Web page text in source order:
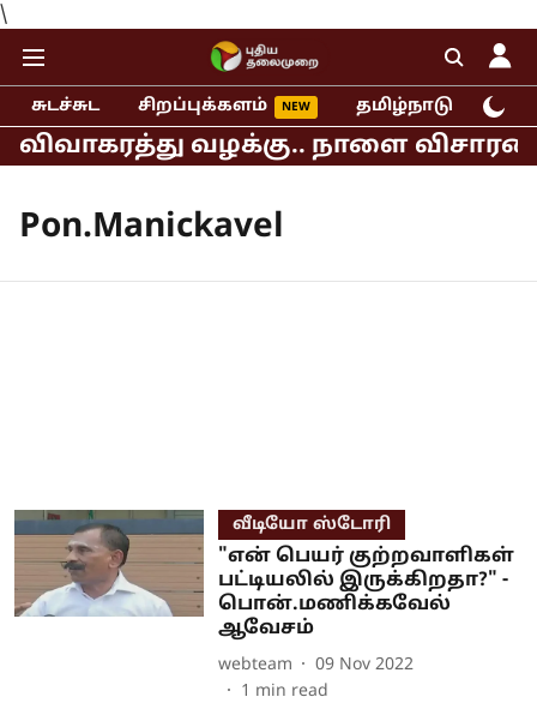
\
சுடச்சுட சிறப்புக்களம் தமிழ்நாடு
வழக்கு.. நாளை
Pon.Manickavel
வீடியோ ஸ்டோரி
"என் பெயர் குற்றவாளிகள்
பட்டியலில் இருக்கிறதா?" -
பொன்.மணிக்கவேல்
ஆவேசம்
webteam
09 Nov 2022
1 min read